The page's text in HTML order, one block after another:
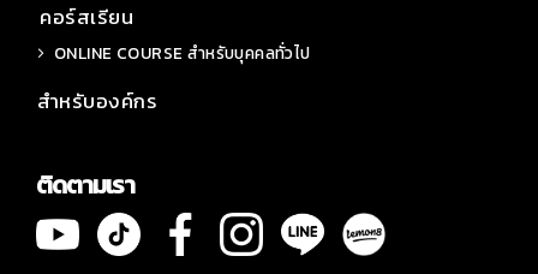
คอร์สเรียน
ONLINE COURSE สำหรับบุคคลทั่วไป
สำหรับองค์กร
ติดตามเรา